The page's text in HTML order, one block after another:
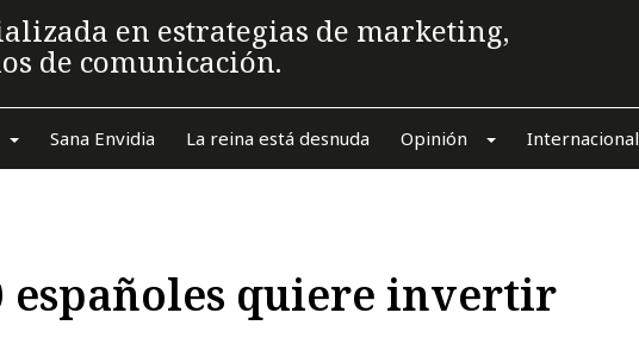
en estrategias de marketing,
de comunicación.
Sana Envidia La reina está desnuda Opinión Internacional
españoles quiere invertir